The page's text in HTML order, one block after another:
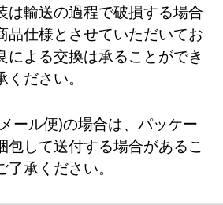
輸送の過程で破損する場合
品仕様とさせていただいてお
による交換は承ることができ
ださい。
ール便)の場合は、パッケー
包して送付する場合があるこ
承ください。